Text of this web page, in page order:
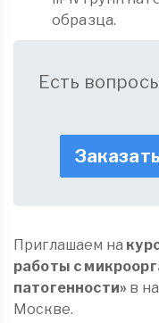
образца.
Есть
Приглашаем на
работы с
патогенности» в
Москве.